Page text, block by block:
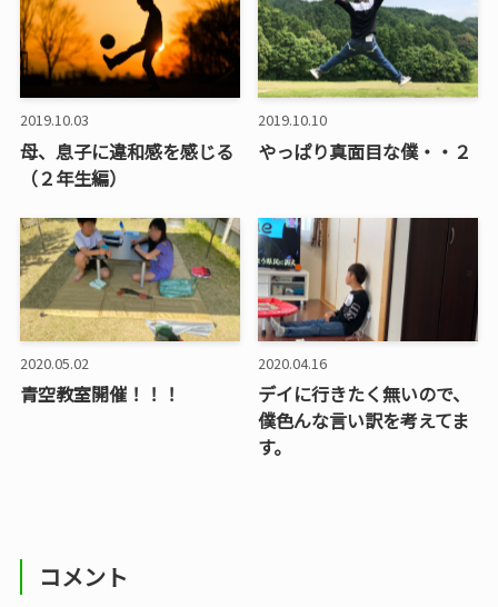
2019.10.03
母、息子に違和感を感じる
（２年生編）
2019.10.10
やっぱり真面目な僕・・２
2020.05.02
青空教室開催！！！
2020.04.16
デイに行きたく無いので、
僕色んな言い訳を考えてま
す。
コメント